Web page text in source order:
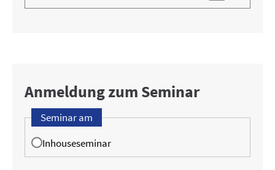
Anmeldung zum Seminar
Seminar am
Inhouseseminar